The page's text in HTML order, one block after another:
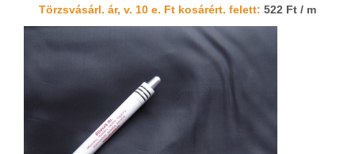
Törzsvásárl. ár, v. 10 e. Ft kosárért. felett: 522 Ft / m